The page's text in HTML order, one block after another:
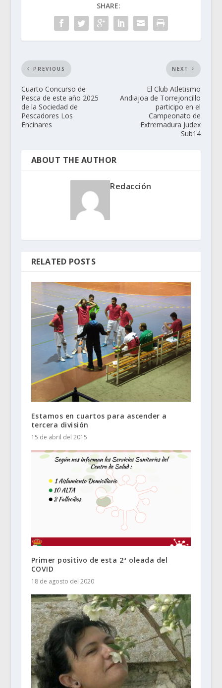
SHARE:
PREVIOUS
Cuarto Concurso de
Pesca de este año 2025
de la Sociedad de
Pescadores Los
Encinares
NEXT
El Club Atletismo
Andiajoa de Torrejoncillo
participo en el
Campeonato de
Extremadura Judex
Sub14
ABOUT THE AUTHOR
Redacción
RELATED POSTS
Estamos en cuartos para ascender a
tercera división
15 de abril del 2015
Primer positivo de esta 2ª oleada del
COVID
18 de agosto del 2020